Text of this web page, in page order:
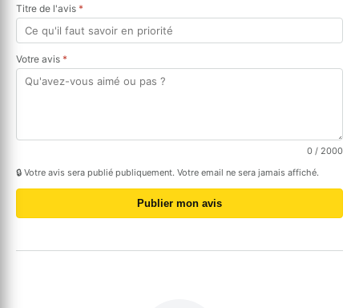
Titre de l'avis *
Votre avis *
0 / 2000
🔒 Votre avis sera publié publiquement. Votre email ne sera jamais affiché.
Publier mon avis